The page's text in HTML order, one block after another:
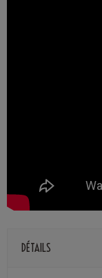
DÉTAILS